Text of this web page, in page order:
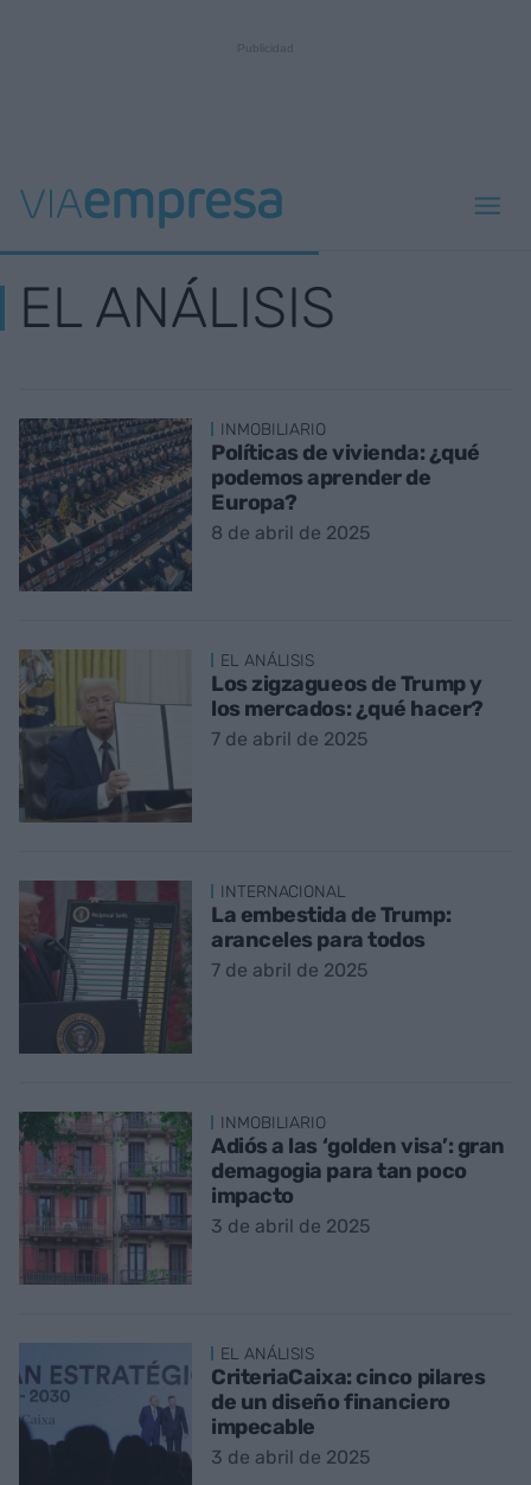
EL ANÁLISIS
INMOBILIARIO
Políticas de vivienda: ¿qué
podemos aprender de
Europa?
8 de abril de 2025
EL ANÁLISIS
Los zigzagueos de Trump y
los mercados: ¿qué hacer?
7 de abril de 2025
INTERNACIONAL
La embestida de Trump:
aranceles para todos
7 de abril de 2025
INMOBILIARIO
Adiós a las ‘golden visa’: gran
demagogia para tan poco
impacto
3 de abril de 2025
EL ANÁLISIS
CriteriaCaixa: cinco pilares
de un diseño financiero
impecable
3 de abril de 2025